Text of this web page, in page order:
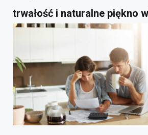
trwałość i naturalne piękno